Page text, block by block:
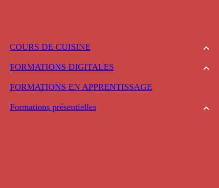
COURS DE CUISINE
FORMATIONS DIGITALES
FORMATIONS EN APPRENTISSAGE
Formations présentielles